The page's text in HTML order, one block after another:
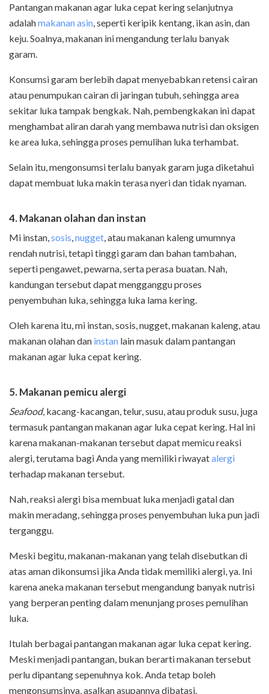
Pantangan makanan agar luka cepat kering selanjutnya
adalahmakanan asin , seperti keripik kentang, ikan asin, dan
keju. Soalnya, makanan ini mengandung terlalu banyak
garam.
Konsumsi garam berlebih dapat menyebabkan retensi cairan
atau penumpukan cairan di jaringan tubuh, sehingga area
sekitar luka tampak bengkak. Nah, pembengkakan ini dapat
menghambat aliran darah yang membawa nutrisi dan oksigen
ke area luka, sehingga proses pemulihan luka terhambat.
Selain itu, mengonsumsi terlalu banyak garam juga diketahui
dapat membuat luka makin terasa nyeri dan tidak nyaman.
4. Makanan olahan dan instan
Mi instan, sosis nugget , atau makanan kaleng umumnya
rendah nutrisi, tetapi tinggi garam dan bahan tambahan,
seperti pengawet, pewarna, serta perasa buatan. Nah,
kandungan tersebut dapat mengganggu proses
penyembuhan luka, sehingga luka lama kering.
Oleh karena itu, mi instan, sosis, nugget, makanan kaleng, atau
makanan olahan dan instan lain masuk dalam pantangan
makanan agar luka cepat kering.
5. Makanan pemicu alergi
Seafood, kacang-kacangan, telur, susu, atau produk susu, juga
termasuk pantangan makanan agar luka cepat kering. Hal ini
karena makanan-makanan tersebut dapat memicu reaksi
alergi, terutama bagi Anda yang memiliki riwayatalergi
terhadap makanan tersebut.
Nah, reaksi alergi bisa membuat luka menjadi gatal dan
makin meradang, sehingga proses penyembuhan luka pun jadi
terganggu.
Meski begitu, makanan-makanan yang telah disebutkan di
atas aman dikonsumsi jika Anda tidak memiliki alergi, ya. Ini
karena aneka makanan tersebut mengandung banyak nutrisi
yang berperan penting dalam menunjang proses pemulihan
luka.
Itulah berbagai pantangan makanan agar luka cepat kering.
Meski menjadi pantangan, bukan berarti makanan tersebut
perlu dipantang sepenuhnya kok. Anda tetap boleh
mengonsumsinya, asalkan asupannya dibatasi.